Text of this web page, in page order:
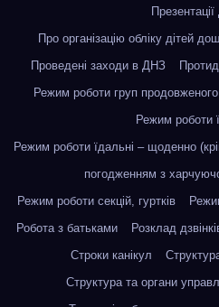
Про організацію обліку дітей
Проведені заходи в ДНЗ
Режим роботи груп
Режим роботи
Режим роботи їдальні – щоденно
погодженням з
Режим роботи секцій, гуртків
Робота з батьками
Розклад
Строки канікул
Структура та органи